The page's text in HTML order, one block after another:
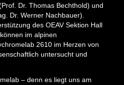
Dr. Thomas Bechthold) und
Dr. Werner Nachbauer).
des OEAV Sektion Hall
im alpinen
2610 im Herzen von
untersucht und
– denn es liegt uns am